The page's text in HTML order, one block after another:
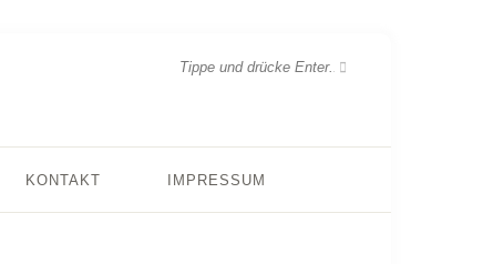
KONTAKT IMPRESSUM